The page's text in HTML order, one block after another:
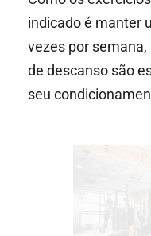
indicado é manter
vezes por
de descanso são
seu